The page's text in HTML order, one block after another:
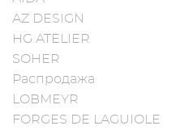
AZ DESIGN
HG ATELIER
SOHER
Распродажа
LOBMEYR
FORGES DE LAGUIOLE